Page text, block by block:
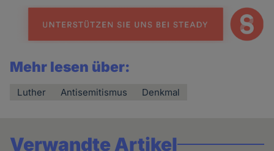
Mehr lesen über:
Luther Antisemitismus Denkmal
Verwandte Artikel